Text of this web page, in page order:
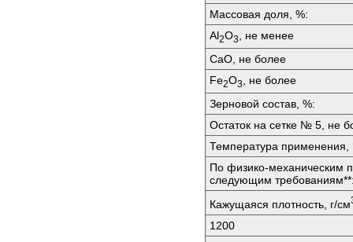
Массовая доля, %:
Аl2O3
, не менее
СаО, не более
Fе2O3
, не более
Зерновой состав, %:
Остаток на сетке № 5, не
Температура применения,
По физико-механическим
следующим
Кажущаяся плотность, г/см
1200